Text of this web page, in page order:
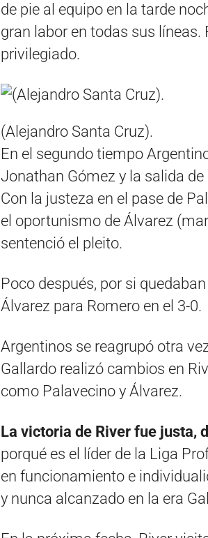
de pie al equipo en la tarde
gran labor en todas sus
privilegiado.
(Alejandro Santa Cruz).
En el segundo tiempo
Jonathan Gómez y la salida
Con la justeza en el pase de
el oportunismo de Álvarez
sentenció el pleito.
Poco después, por si
Álvarez para Romero en el 3-0.
Argentinos se reagrupó otra
Gallardo realizó cambios en
como Palavecino y Álvarez.
La victoria de River fue justa,
porqué es el líder de la Liga
en funcionamiento e
y nunca alcanzado en la era